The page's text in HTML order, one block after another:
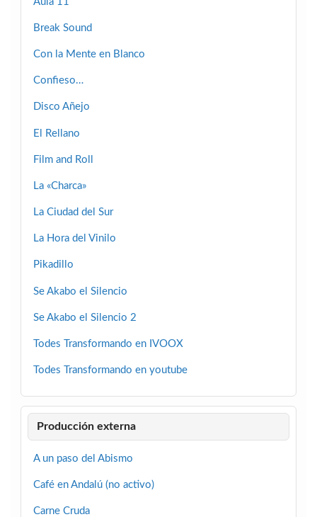
Break Sound
Con la Mente en Blanco
Confieso…
Disco Añejo
El Rellano
Film and Roll
La «Charca»
La Ciudad del Sur
La Hora del Vinilo
Pikadillo
Se Akabo el Silencio
Se Akabo el Silencio 2
Todes Transformando en IVOOX
Todes Transformando en youtube
Producción externa
A un paso del Abismo
Café en Andalú (no activo)
Carne Cruda